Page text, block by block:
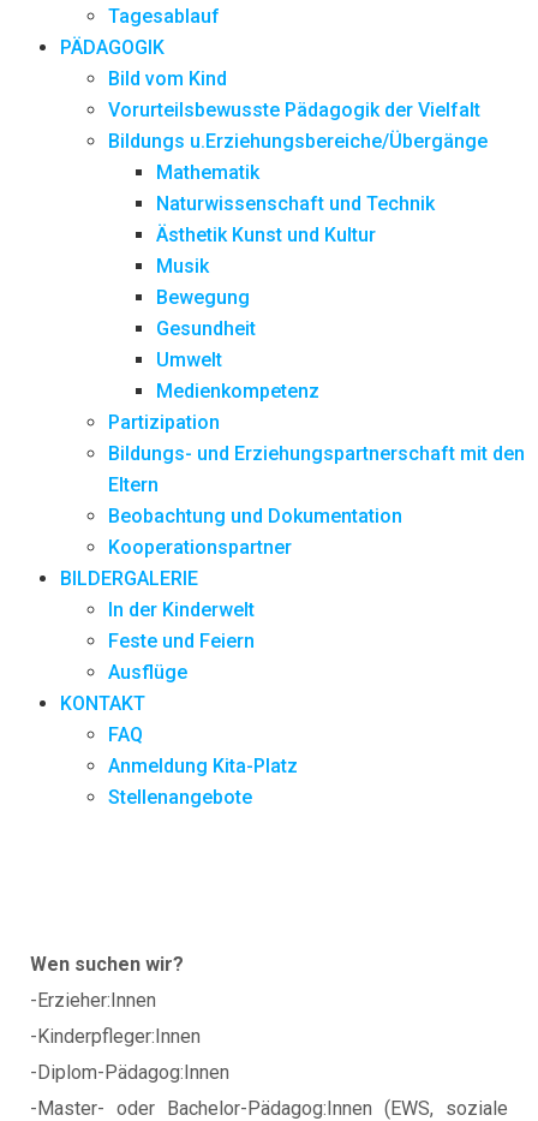
Tagesablauf
PÄDAGOGIK
Bild vom Kind
Vorurteilsbewusste Pädagogik der Vielfalt
Bildungs u.Erziehungsbereiche/Übergänge
Mathematik
Naturwissenschaft und Technik
Ästhetik Kunst und Kultur
Musik
Bewegung
Gesundheit
Umwelt
Medienkompetenz
Partizipation
Bildungs- und Erziehungspartnerschaft mit den
Eltern
Beobachtung und Dokumentation
Kooperationspartner
BILDERGALERIE
In der Kinderwelt
Feste und Feiern
Ausflüge
KONTAKT
FAQ
Anmeldung Kita-Platz
Stellenangebote
Wen suchen wir?
-Erzieher:Innen
-Kinderpfleger:Innen
-Diplom-Pädagog:Innen
-Master- oder Bachelor-Pädagog:Innen (EWS, soziale